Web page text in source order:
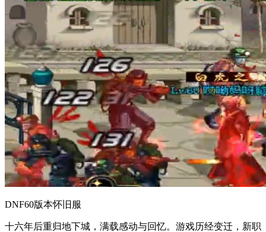
DNF60版本怀旧服
十六年后重归地下城，满载感动与回忆。游戏历经变迁，新职